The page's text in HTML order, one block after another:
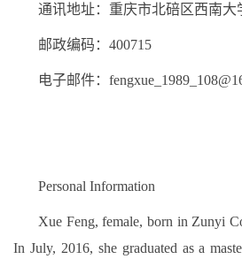
通讯地址：重庆市北碚区西南大
邮政编码：400715
电子邮件：
Personal Information
Xue Feng, female, born in Zunyi
In July, 2016, she graduated as a